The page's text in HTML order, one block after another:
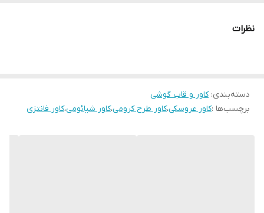
قاب مقاوم با چاپ/روکش بادوام
نظرات
دسته‌بندی:کاور و قاب گوشی
برچسب‌ها :کاور عروسکی،کاور طرح کرومی،کاور شیائومی،کاور فانتزی